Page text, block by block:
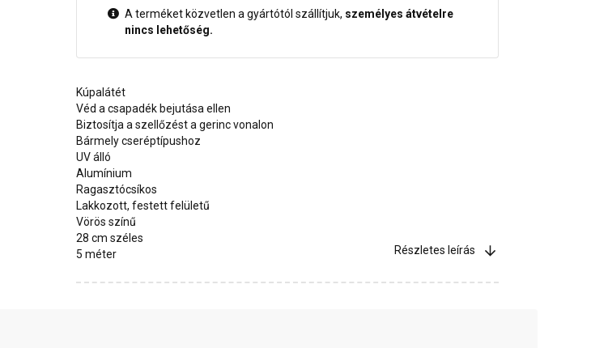
A terméket közvetlen a gyártótól szállítjuk, személyes átvételre
nincs lehetőség.
Kúpalátét
Véd a csapadék bejutása ellen
Biztosítja a szellőzést a gerinc vonalon
Bármely cseréptípushoz
UV álló
Alumínium
Ragasztócsíkos
Lakkozott, festett felületű
Vörös színű
28 cm széles
5 méter
Részletes leírás